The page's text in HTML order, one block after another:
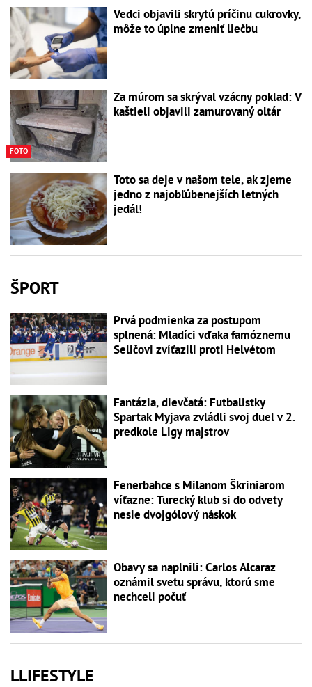
Vedci objavili skrytú príčinu cukrovky,
môže to úplne zmeniť liečbu
FOTO
Za múrom sa skrýval vzácny poklad: V
kaštieli objavili zamurovaný oltár
Toto sa deje v našom tele, ak zjeme
jedno z najobľúbenejších letných
jedál!
ŠPORT
Prvá podmienka za postupom
splnená: Mladíci vďaka famóznemu
Seličovi zvíťazili proti Helvétom
Fantázia, dievčatá: Futbalistky
Spartak Myjava zvládli svoj duel v 2.
predkole Ligy majstrov
Fenerbahce s Milanom Škriniarom
víťazne: Turecký klub si do odvety
nesie dvojgólový náskok
Obavy sa naplnili: Carlos Alcaraz
oznámil svetu správu, ktorú sme
nechceli počuť
LLIFESTYLE